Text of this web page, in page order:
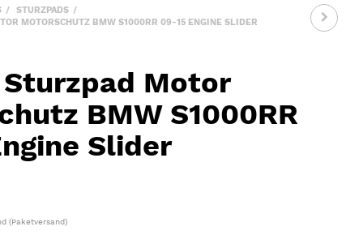
STURZPADS
MOTORSCHUTZ BMW S1000RR 09-15 ENGINE SLIDER
Motor
BMW S1000RR
Slider
(Paketversand)